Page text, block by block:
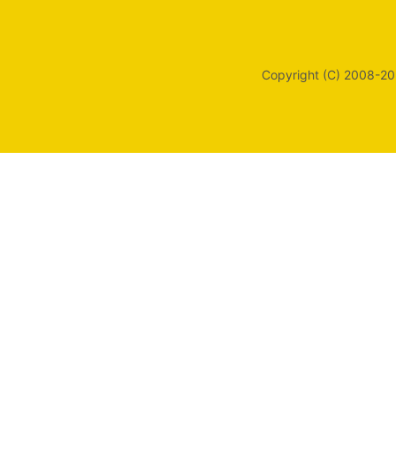
Copyright (C) 2008-